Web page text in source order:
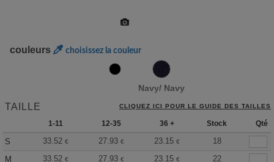
couleurs choisissez la couleur
Navy/ Navy
TAILLE CLIQUEZ ICI POUR LE GUIDE DES TAILLES
1-11 12-35 36 + Stock Qté
S 33.52 € 27.93 € 23.15 €
18
M
33.52 € 27.93 € 23.15 €
22